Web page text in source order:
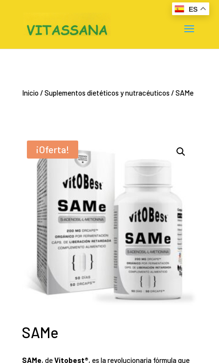
Inicio/Suplementos dietéticos y nutracéuticos / SAMe
¡Oferta!
SAMe
SAMe, deVitobest®, es la revolucionaria fórmula que
ES